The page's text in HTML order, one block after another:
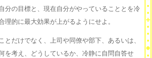
分の目標と、現在自分がやっていることとを冷
理的に最大効果が上がるようにせよ。
とだけでなく、上司や同僚や部下、あるいは、
を考え、どうしているか、冷静に自問自答せ